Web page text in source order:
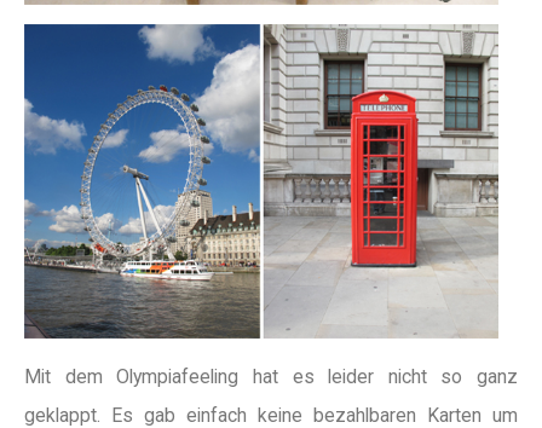
Mit dem Olympiafeeling hat es leider nicht so ganz
geklappt. Es gab einfach keine bezahlbaren Karten um